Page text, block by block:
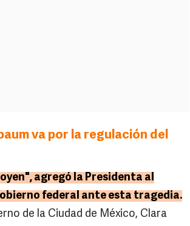
va por la regulación del
agregó la Presidenta al
federal ante esta tragedia.
de la Ciudad de México, Clara